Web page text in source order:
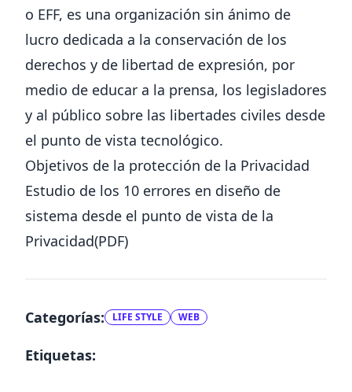
o EFF, es una organización sin ánimo de
lucro dedicada a la conservación de los
derechos y de libertad de expresión, por
medio de educar a la prensa, los legisladores
y al público sobre las libertades civiles desde
el punto de vista tecnológico.
Objetivos de la protección de la Privacidad
Estudio de los 10 errores en diseño de
sistema desde el punto de vista de la
Privacidad(PDF)
Categorías: LIFE STYLE WEB
Etiquetas: